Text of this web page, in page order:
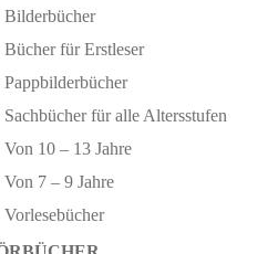
Bilderbücher
Bücher für Erstleser
Pappbilderbücher
Sachbücher für alle Altersstufen
Von 10 – 13 Jahre
Von 7 – 9 Jahre
Vorlesebücher